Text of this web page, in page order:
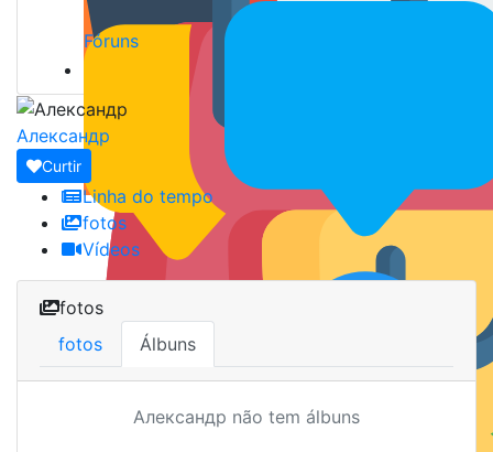
Fóruns
Александр
Curtir
Linha do tempo
fotos
Vídeos
fotos
fotos
Álbuns
Александр não tem álbuns